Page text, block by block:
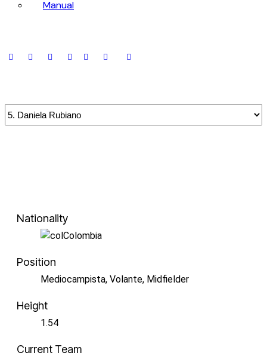
Manual
Nationality
Colombia
Position
Mediocampista, Volante, Midfielder
Height
1.54
Current Team